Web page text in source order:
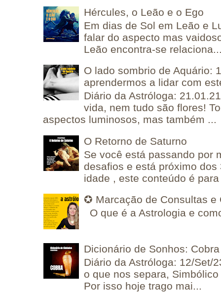
Hércules, o Leão e o Ego
Em dias de Sol em Leão e
falar do aspecto mas
Leão encontra-se
O lado sombrio de Aquário:
aprendermos a lidar com
Diário da Astróloga:
vida, nem tudo são flores!
aspectos luminosos, mas também ...
O Retorno de Saturno
Se você está passando por
desafios e está próximo
idade , este conteúdo é
✪ Marcação de Consultas e
O que é a Astrologia e
Dicionário de Sonhos: Cobra
Diário da Astróloga: 12/Set/
o que nos separa,
Por isso hoje trago mai...